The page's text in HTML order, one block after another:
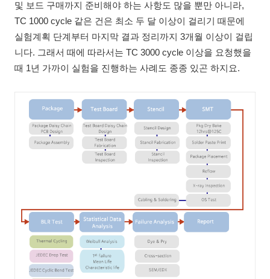
및 보드 구매까지 준비해야 하는 사항도 많을 뿐만 아니라,
TC 1000 cycle 같은 건은 최소 두 달 이상이 걸리기 때문에
실험계획 단계부터 마지막 결과 정리까지 3개월 이상이 걸립
니다. 그래서 때에 따라서는 TC 3000 cycle 이상을 요청했을
때 1년 가까이 실험을 진행하는 사례도 종종 있곤 하지요.